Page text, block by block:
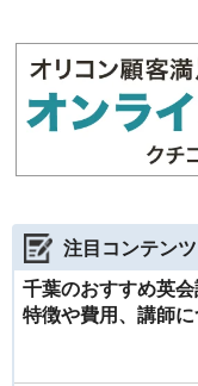
注目コンテンツ
千葉のおすすめ英
特徴や費用、講師